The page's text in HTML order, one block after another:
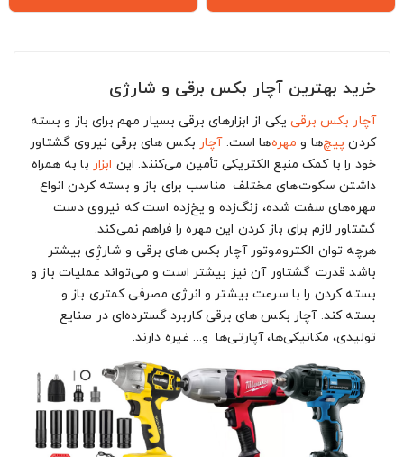
خرید بهترین آچار بکس برقی و شارژی
آچار بکس برقییکی از ابزارهای برقی بسیار مهم برای باز و بسته
کردن پیچ‌ها و مهره‌ها است.آچار بکس های برقی نیروی گشتاور
خود را با کمک منبع الکتریکی تأمین می‌کنند. این ابزار با به همراه
داشتن سکوت‌های مختلف مناسب برای باز و بسته کردن انواع
مهره‌های سفت شده، زنگ‌زده و یخ‌زده است که نیروی دست
گشتاور لازم برای باز کردن این مهره را فراهم نمی‌کند.
هرچه توان الکتروموتور آچار بکس های برقی و شارژِی بیشتر
باشد قدرت گشتاور آن نیز بیشتر است و می‌تواند عملیات باز و
بسته کردن را با سرعت بیشتر و انرژی مصرفی کمتری باز و
بسته کند. آچار بکس های برقی کاربرد گسترده‌ای در صنایع
تولیدی، مکانیکی‌ها، آپارتی‌ها و... غیره دارند.